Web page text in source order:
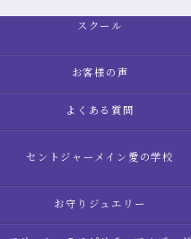
スクール
お客様の声
よくある質問
セントジャーメイン愛の学校
お守りジュエリー